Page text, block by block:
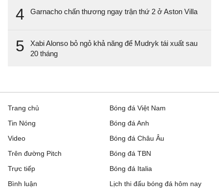
4 Garnacho chấn thương ngay trận thứ 2 ở Aston Villa
5
Xabi Alonso bỏ ngỏ khả năng để Mudryk tái xuất sau
20 tháng
Trang chủ
Tin Nóng
Video
Trên đường Pitch
Trực tiếp
Bóng đá Việt Nam
Bóng đá Anh
Bóng đá Châu Âu
Bóng đá TBN
Bóng đá Italia
Bình luận
Lịch thi đấu bóng đá hôm nay